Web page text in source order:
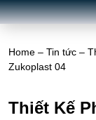
Home – Tin tức –
Zukoplast 04
Thiết Kế